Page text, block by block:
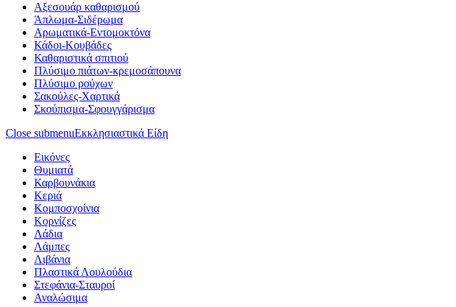
Αξεσουάρ καθαρισμού
Άπλωμα-Σιδέρωμα
Αρωματικά-Εντομοκτόνα
Κάδοι-Κουβάδες
Καθαριστικά σπιτιού
Πλύσιμο πιάτων-κρεμοσάπουνα
Πλύσιμο ρούχων
Σακούλες-Χαρτικά
Σκούπισμα-Σφουγγάρισμα
Close submenuΕκκλησιαστικά Είδη
Εικόνες
Θυμιατά
Καρβουνάκια
Κεριά
Κομποσχοίνια
Κορνίζες
Λάδια
Λάμπες
Λιβάνια
Πλαστικά Λουλούδια
Στεφάνια-Σταυροί
Αναλώσιμα